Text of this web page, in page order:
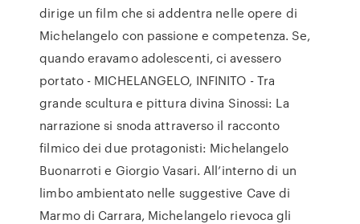
dirige un film che si addentra nelle opere di
Michelangelo con passione e competenza. Se,
quando eravamo adolescenti, ci avessero
portato - MICHELANGELO, INFINITO - Tra
grande scultura e pittura divina Sinossi: La
narrazione si snoda attraverso il racconto
filmico dei due protagonisti: Michelangelo
Buonarroti e Giorgio Vasari. All’interno di un
limbo ambientato nelle suggestive Cave di
Marmo di Carrara, Michelangelo rievoca gli